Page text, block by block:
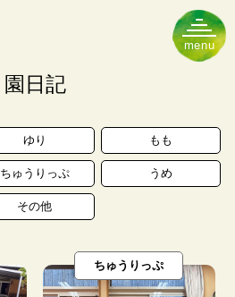
園のこと
園日記
ゆり もも
ちゅうりっぷ うめ
その他
ちゅうりっぷ